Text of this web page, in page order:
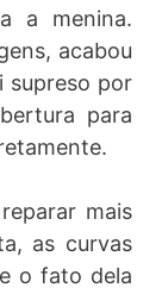
a menina.
acabou
supreso por
para
mais
as curvas
o fato dela